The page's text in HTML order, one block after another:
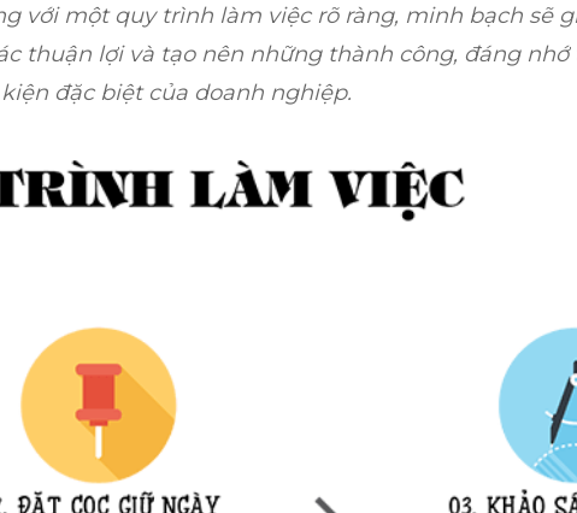
với một quy trình làm việc rõ ràng, minh bạch sẽ
thuận lợi và tạo nên những thành công, đáng
đặc biệt của doanh nghiệp.